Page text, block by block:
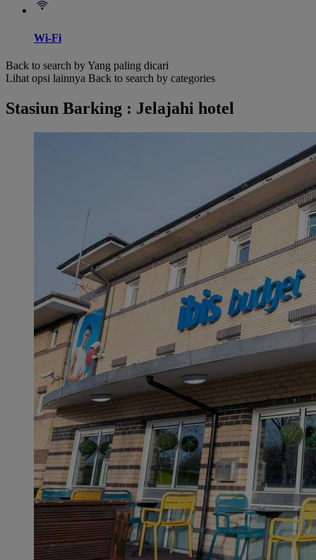
Wi-Fi
Back to search by Yang paling dicari
Lihat opsi lainnya Back to search by categories
Stasiun Barking : Jelajahi hotel